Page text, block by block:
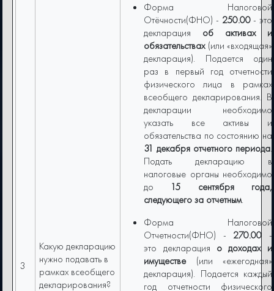
3
Какую декларацию
нужно подавать в
рамках всеобщего
декларирования?
Форма Налоговой
Отёчности(ФНО) - 250.00- это
декларация об активах и
обязательствах (или «входящая»
декларация). Подается один
раз в первый год отчетности
физического лица в рамках
всеобщего декларирования. В
декларации необходимо
указать все активы и
обязательства по состоянию на
31 декабря отчетного периода.
Подать декларацию в
налоговые органы необходимо
до 15 сентября года,
следующего за отчетным.
Форма Налоговой
Отчетности(ФНО) -270.00 -
это декларация о доходах и
имуществе (или «ежегодная»
декларация). Подается каждый
год отчетности физического